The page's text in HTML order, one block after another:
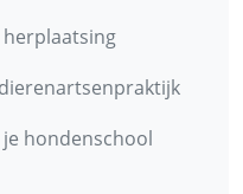
hondenschool